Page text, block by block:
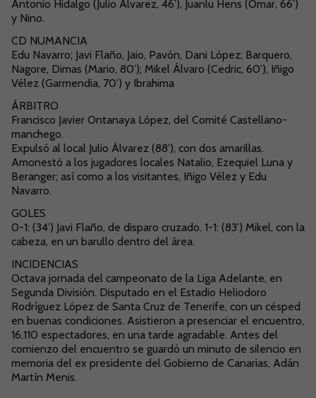
Antonio Hidalgo (Julio Álvarez, 46’), Juanlu Hens (Omar, 66’)
y Nino.
CD NUMANCIA
Edu Navarro; Javi Flaño, Jaio, Pavón, Dani López; Barquero,
Nagore, Dimas (Mario, 80’); Mikel Álvaro (Cedric, 60’), Iñigo
Vélez (Garmendia, 70’) y Ibrahima
ÁRBITRO
Francisco Javier Ontanaya López, del Comité Castellano-
manchego.
Expulsó al local Julio Álvarez (88’), con dos amarillas.
Amonestó a los jugadores locales Natalio, Ezequiel Luna y
Beranger; así como a los visitantes, Iñigo Vélez y Edu
Navarro.
GOLES
0-1: (34’) Javi Flaño, de disparo cruzado. 1-1: (83’) Mikel, con la
cabeza, en un barullo dentro del área.
INCIDENCIAS
Octava jornada del campeonato de la Liga Adelante, en
Segunda División. Disputado en el Estadio Heliodoro
Rodríguez López de Santa Cruz de Tenerife, con un césped
en buenas condiciones. Asistieron a presenciar el encuentro,
16.110 espectadores, en una tarde agradable. Antes del
comienzo del encuentro se guardó un minuto de silencio en
memoria del ex presidente del Gobierno de Canarias, Adán
Martín Menis.